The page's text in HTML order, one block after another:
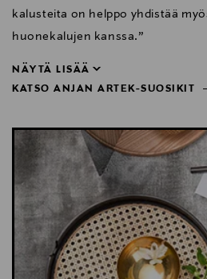
kalusteita on helppo yhdistää
huonekalujen kanssa.”
NÄYTÄ LISÄÄ
KATSO ANJAN ARTEK-SUOSIKIT
NÄYTÄ VÄHEMMÄN
KATSO ANJAN ARTEK-SUOSIKIT